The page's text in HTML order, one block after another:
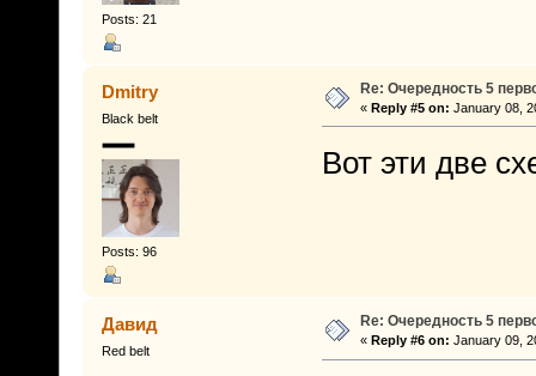
Posts: 21
Dmitry
Black belt
Posts: 96
Re: Очередность 5
« Reply #5 on: January 08,
Вот эти две
Давид
Red belt
Re: Очередность 5
« Reply #6 on: January 09,